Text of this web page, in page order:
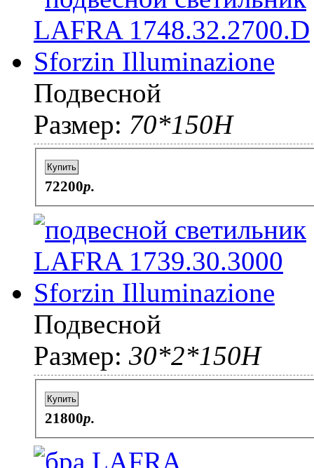
Подвесной
Размер: 70*150H
Купить
72200p.
Подвесной
Размер: 30*2*150H
Купить
21800p.